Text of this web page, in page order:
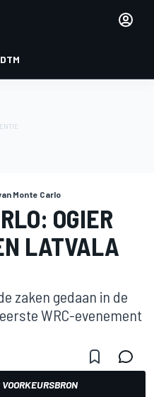
DTM
Monte Carlo
OGIER
LATVALA
zaken gedaan in de
WRC-evenement